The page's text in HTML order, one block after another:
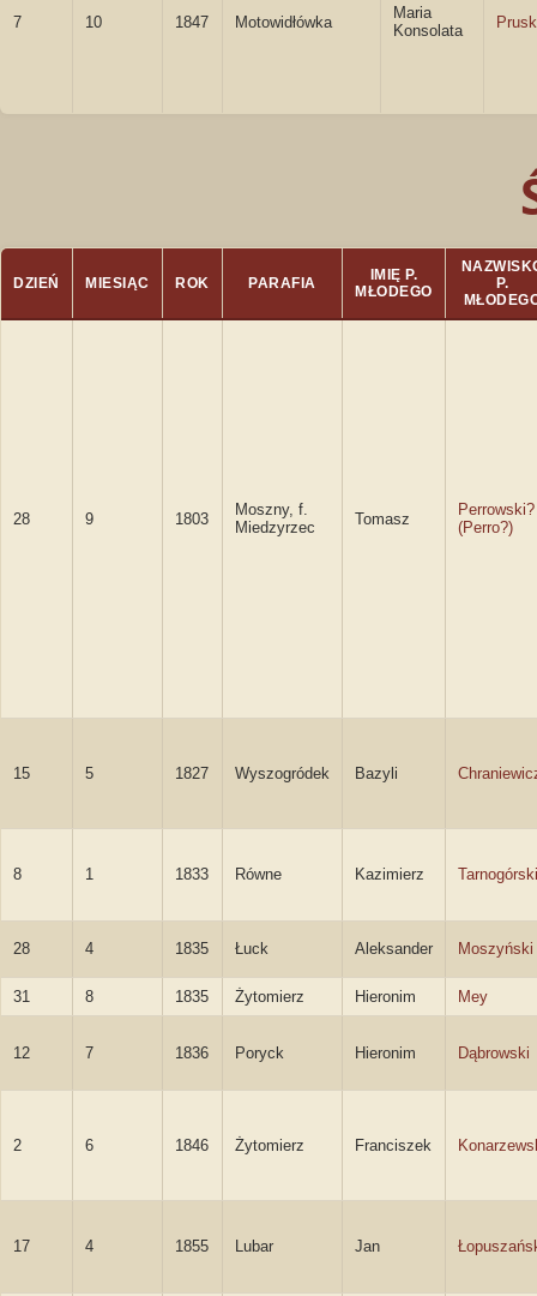
7 10 1847 Motowidłówka
Maria
Konsolata
DZIEŃ MIESIĄC ROK PARAFIA
IMIĘ P.
MŁODEGO
P.
28 9 1803
Moszny, f.
Miedzyrzec
Tomasz
Perrowski?
(Perro?)
15 5 1827 Wyszogródek Bazyli
8 1 1833 Równe Kazimierz Tarnogórski
28 4 1835 Łuck Aleksander Moszyński
31 8 1835 Żytomierz Hieronim Mey
12 7 1836 Poryck Hieronim Dąbrowski
2 6 1846 Żytomierz Franciszek
17 4 1855 Lubar Jan